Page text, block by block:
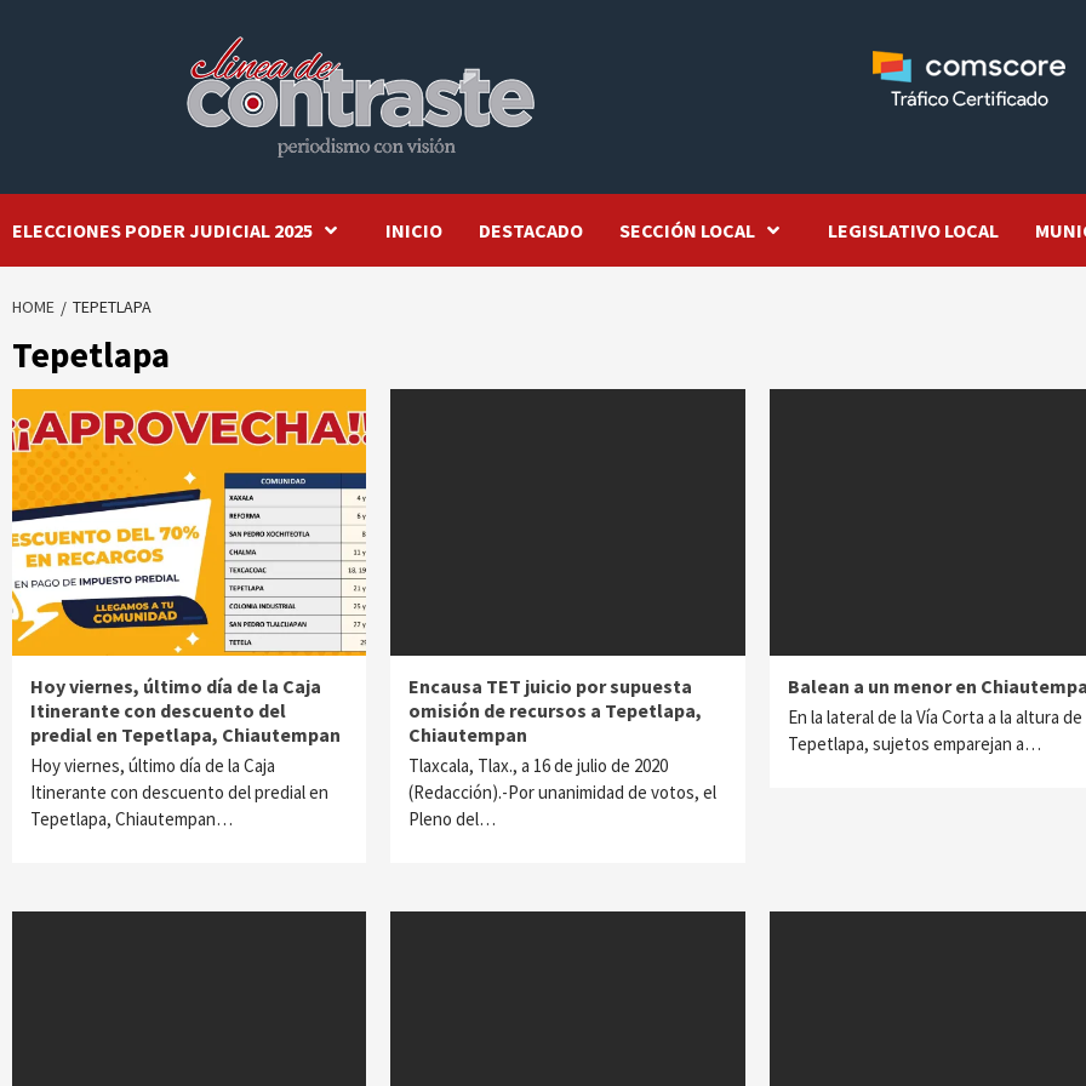
ELECCIONES PODER JUDICIAL 2025 INICIO DESTACADO SECCIÓN LOCAL LEGISLATIVO LOCAL
HOME TEPETLAPA
Tepetlapa
Hoy viernes, último día de la Caja
Itinerante con descuento del
predial en Tepetlapa, Chiautempan
Hoy viernes, último día de la Caja
Itinerante con descuento del predial en
Tepetlapa, Chiautempan…
Encausa TET juicio por supuesta
omisión de recursos a Tepetlapa,
Chiautempan
Tlaxcala, Tlax., a 16 de julio de 2020
(Redacción).-Por unanimidad de votos, el
Pleno del…
Balean a un menor en
En la lateral de la Vía Corta a la altura de
Tepetlapa, sujetos emparejan a…